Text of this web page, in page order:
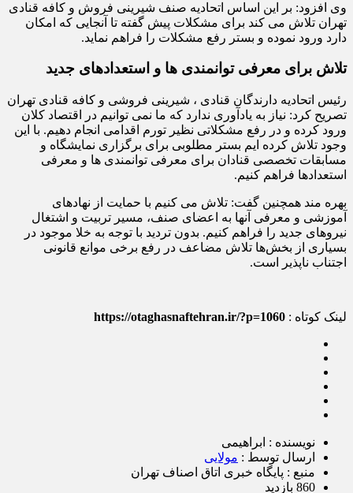
وی افزود: بر این اساس اتحادیه صنف شیرینی فروش و کافه قنادی
تهران تلاش می کند برای مشکلات پیش گفته تا آنجایی که امکان
دارد ورود نموده و بستر رفع مشکلات را فراهم نماید.
تلاش برای معرفی توانمندی ها و استعدادهای جدید
رئیس اتحادیه دارندگان قنادی ، شیرینی فروشی و کافه قنادی تهران
تصریح کرد: نیاز به یادآوری ندارد که ما نمی توانیم در اقتصاد کلان
ورود کرده و در رفع مشکلاتی نظیر تورم اقدامی انجام دهیم. با این
وجود تلاش کرده ایم بستر مطلوبی برای برگزاری نمایشگاه و
مسابقات تخصصی قنادان برای معرفی توانمندی ها و معرفی
استعدادها فراهم کنیم.
بهره مند همچنین گفت: تلاش می کنیم با حمایت از نهادهای
آموزشی و معرفی آنها به اعضای صنف، مسیر تربیت و اشتغال
نیروهای جدید را فراهم کنیم. بدون تردید با توجه به خلا موجود در
بسیاری از بخش‌ها تلاش مضاعف در رفع برخی موانع قانونی
اجتناب ناپذیر است.
لینک کوتاه : https://otaghasnaftehran.ir/?p=1060
نویسنده : ابراهیمی
ارسال توسط : مولایی
منبع : پایگاه خبری اتاق اصناف تهران
860 بازدید